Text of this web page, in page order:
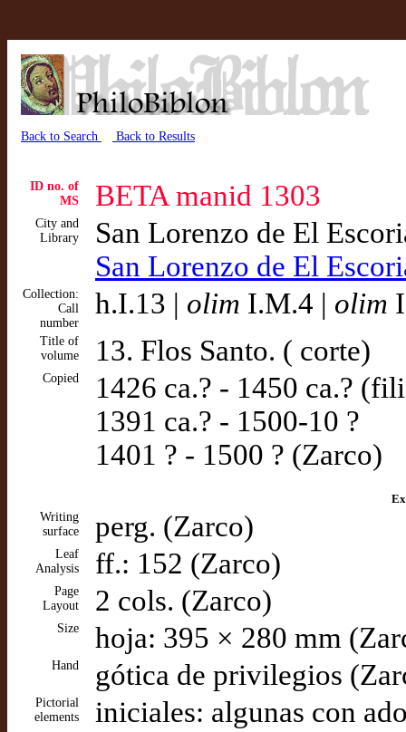
Back to Search Back to Results
ID no. of
MS
BETA manid 1303
City and
Library
San Lorenzo de El
San Lorenzo de El
Collection:
Call
number
h.I.13 | olim I.M.4 | olim
Title of
volume
13. Flos Santo. ( corte)
Copied
1426 ca.? - 1450 ca.?
1391 ca.? - 1500-10 ?
1401 ? - 1500 ? (Zarco)
Writing
surface
perg. (Zarco)
Leaf
Analysis
ff.: 152 (Zarco)
Page
Layout
2 cols. (Zarco)
Size hoja: 395 × 280 mm
Hand gótica de privilegios
Pictorial
elements
iniciales: algunas con